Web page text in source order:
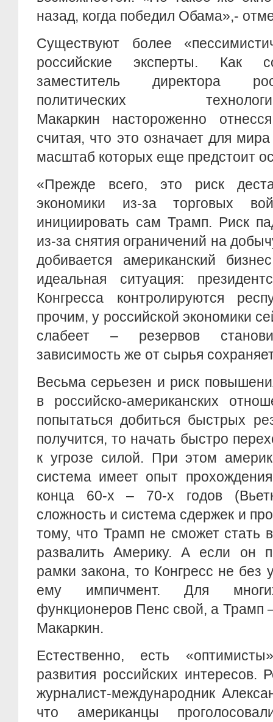
назад, когда победил Обама»,-
Существуют более
российские эксперты. Как
заместитель директора
политических
Макаркин настороженно
считая, что это означает для
масштаб которых еще предстоит
«Прежде всего, это риск
экономики из-за торговых
инициировать сам Трамп. Риск
из-за снятия ограничений на
добивается американский
идеальная ситуация:
Конгресса контролируются
прочим, у российской экономики
слабеет – резервов
зависимость же от сырья
Весьма серьезен и риск
в российско-американских
попытаться добиться быстрых
получится, то начать быстро
к угрозе силой. При этом
система имеет опыт
конца 60-х – 70-х годов
сложность и система сдержек и
тому, что Трамп не сможет стать
развалить Америку. А если он
рамки закона, то Конгресс не без
ему импичмент. Для многих
функционеров Пенс свой, а Трамп
Макаркин.
Естественно, есть
развития российских интересов.
журналист-международник
что американцы